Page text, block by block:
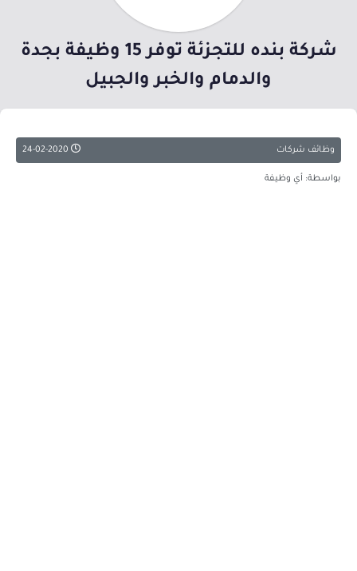
شركة بنده للتجزئة توفر 15 وظيفة بجدة
والدمام والخبر والجبيل
وظائف شركات
بواسطة: أي وظيفة